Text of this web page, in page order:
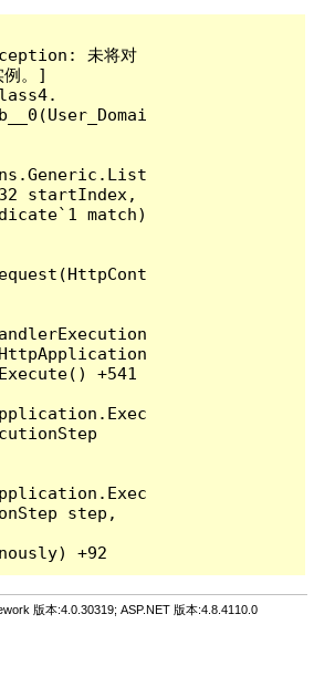
未将对
例。]
startIndex,
match)
+541
step,
版本:4.0.30319; ASP.NET 版本:4.8.4110.0